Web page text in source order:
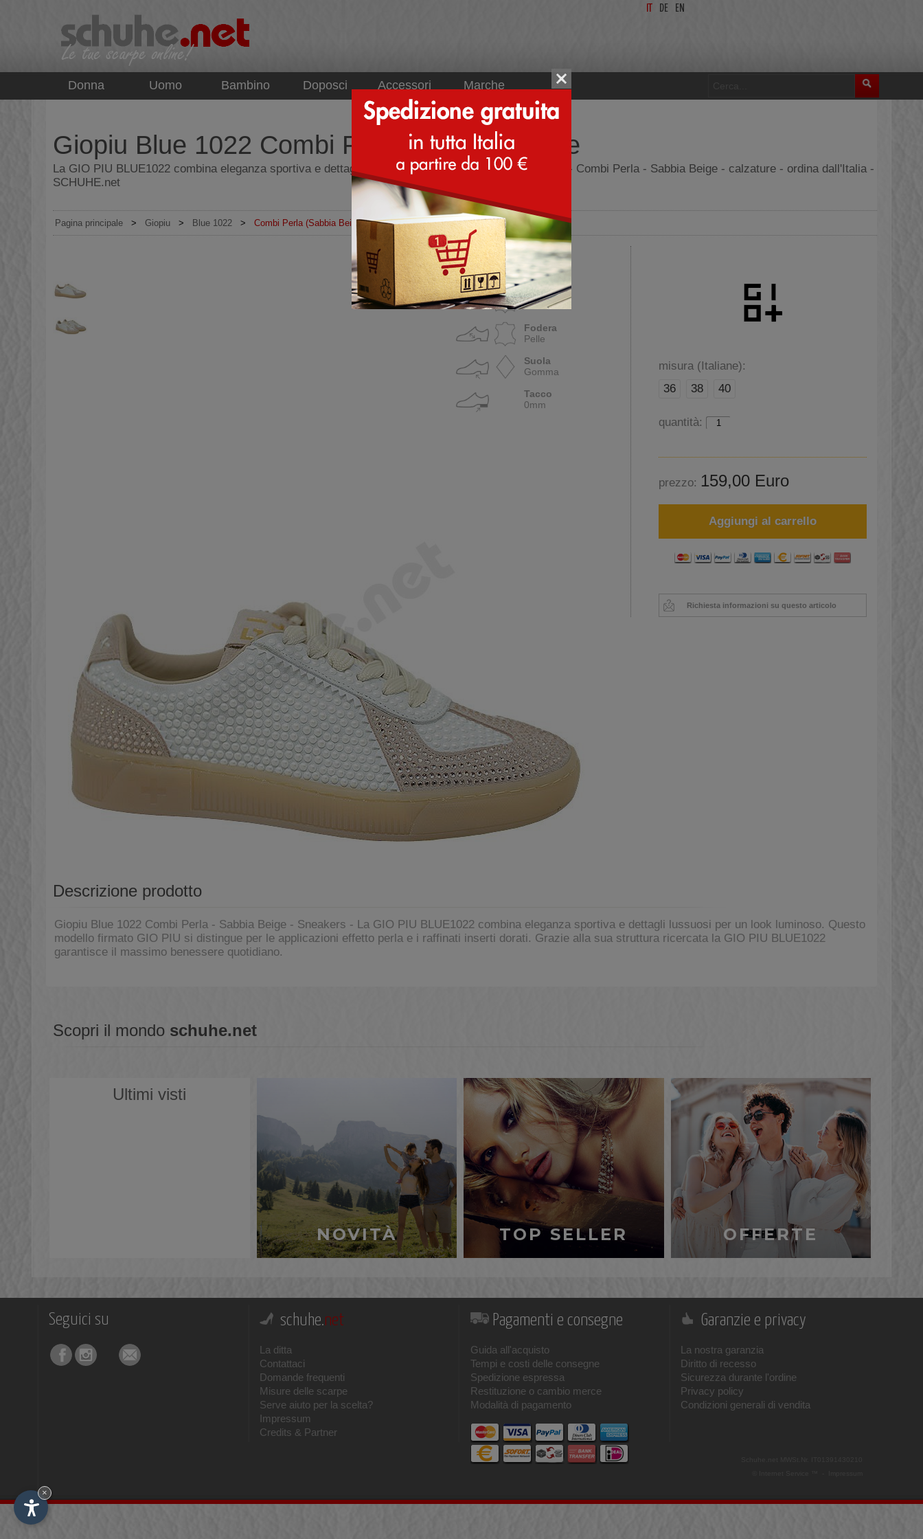
DE EN
Donna Uomo Bambino Doposci Accessori Marche
Giopiu Blue 1022 Combi Perla - Sabbia Beige
La GIO PIU BLUE1022 combina eleganza sportiva e dettagli lussuosi - Sneakers - Giopiu Blue 1022 - Combi Perla - Sabbia Beige - calzature - ordina dall'Italia -
SCHUHE.net
Pagina principale > Giopiu > Blue 1022 > Combi Perla (Sabbia Beige)
Sneakers
Tomaia
Pelle
Fodera
Pelle
Suola
Gomma
Tacco
0mm
misura (Italiane):
36
38 40
quantità:
prezzo: 159,00 Euro
Aggiungi al carrello
Richiesta informazioni su questo articolo
Descrizione prodotto
Giopiu Blue 1022 Combi Perla - Sabbia Beige - Sneakers - La GIO PIU BLUE1022 combina eleganza sportiva e dettagli lussuosi per un look luminoso. Questo
modello firmato GIO PIU si distingue per le applicazioni effetto perla e i raffinati inserti dorati. Grazie alla sua struttura ricercata la GIO PIU BLUE1022
garantisce il massimo benessere quotidiano.
Scopri il mondo schuhe.net
Ultimi visti
NOVITÀ TOP SELLER OFFERTE
Seguici su schuhe.net
La ditta
Contattaci
Domande frequenti
Misure delle scarpe
Serve aiuto per la scelta?
Impressum
Credits & Partner
Pagamenti e consegne
Guida all'acquisto
Tempi e costi delle consegne
Spedizione espressa
Restituzione o cambio merce
Modalità di pagamento
Garanzie e privacy
La nostra garanzia
Diritto di recesso
Sicurezza durante l'ordine
Privacy policy
Condizioni generali di vendita
×